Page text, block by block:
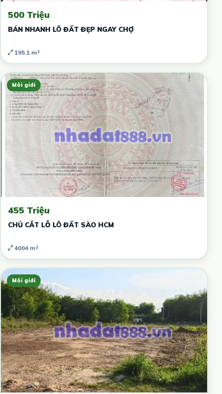
500 Triệu
BÁN NHANH LÔ ĐẤT ĐẸP NGAY CHỢ
195.1 m²
Môi giới
455 Triệu
CHỦ CẮT LỖ LÔ ĐẤT SÀO HCM
4004 m²
Môi giới